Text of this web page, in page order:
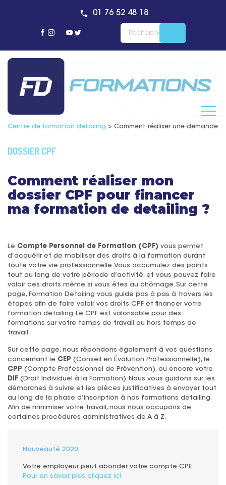
01 76 52 48 18
Centre de formation detailing > Comment réaliser une demande
DOSSIER CPF
Comment réaliser mon
dossier CPF pour financer
ma formation de detailing ?
Le Compte Personnel de Formation (CPF) vous permet
d’acquérir et de mobiliser des droits à la formation durant
toute votre vie professionnelle. Vous accumulez des points
tout au long de votre période d’activité, et vous pouvez faire
valoir ces droits même si vous êtes au chômage. Sur cette
page, Formation Detailing vous guide pas à pas à travers les
étapes afin de faire valoir vos droits CPF et financer votre
formation detailing. Le CPF est valorisable pour des
formations sur votre temps de travail ou hors temps de
travail.
Sur cette page, nous répondons également à vos questions
concernant le CEP (Conseil en Évolution Professionnelle), le
CPP (Compte Professionnel de Prévention), ou encore votre
DIF (Droit Individuel à la Formation). Nous vous guidons sur les
démarches à suivre et les pièces justificatives à envoyer tout
au long de la phase d’inscription à nos formations detailing.
Afin de minimiser votre travail, nous nous occupons de
certaines procédures administratives de A à Z.
Nouveauté 2020.
Votre employeur peut abonder votre compte CPF.
Pour en savoir plus cliquez ici